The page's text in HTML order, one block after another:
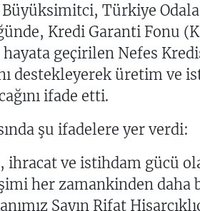
Türkiye
Kredi Garanti Fonu
geçirilen Nefes
destekleyerek üretim ve
ifade etti.
şu ifadelere yer verdi:
ve istihdam gücü
her zamankinden daha
Sayın Rifat